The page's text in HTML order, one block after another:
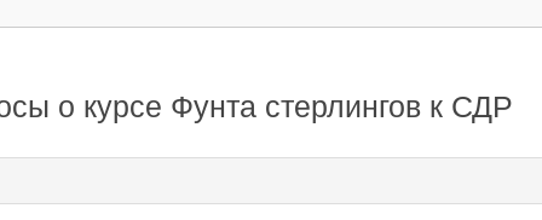
о курсе Фунта стерлингов к СДР